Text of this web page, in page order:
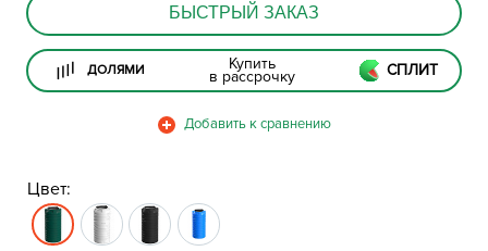
БЫСТРЫЙ ЗАКАЗ
ДОЛЯМИ Купить
в рассрочку СПЛИТ
Цвет: